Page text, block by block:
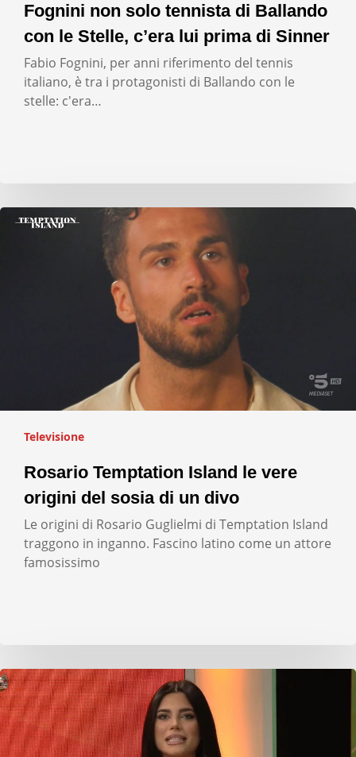
Fognini non solo tennista di Ballando
con le Stelle, c’era lui prima di Sinner
Fabio Fognini, per anni riferimento del tennis
italiano, è tra i protagonisti di Ballando con le
stelle: c'era…
Televisione
Rosario Temptation Island le vere
origini del sosia di un divo
Le origini di Rosario Guglielmi di Temptation Island
traggono in inganno. Fascino latino come un attore
famosissimo